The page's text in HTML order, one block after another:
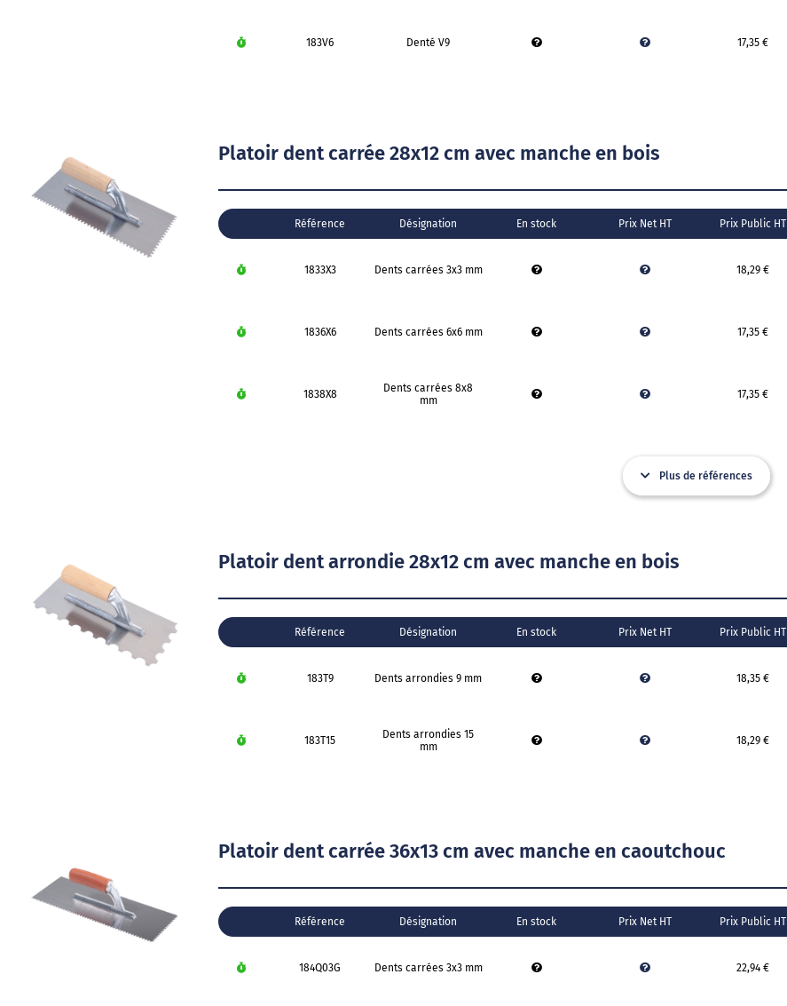
183V6 Denté V9 17,35 €
Platoir dent carrée 28x12 cm avec manche en bois
Référence Désignation En stock Prix Net HT Prix Public HT
1833X3 Dents carrées 3x3 mm 18,29 €
1836X6 Dents carrées 6x6 mm 17,35 €
1838X8
Dents carrées 8x8
mm
17,35 €
Plus de références
Platoir dent arrondie 28x12 cm avec manche en bois
Référence Désignation En stock Prix Net HT Prix Public HT
183T9 Dents arrondies 9 mm 18,35 €
183T15
Dents arrondies 15
mm
18,29 €
Platoir dent carrée 36x13 cm avec manche en caoutchouc
Référence Désignation En stock Prix Net HT Prix Public HT
184Q03G Dents carrées 3x3 mm 22,94 €